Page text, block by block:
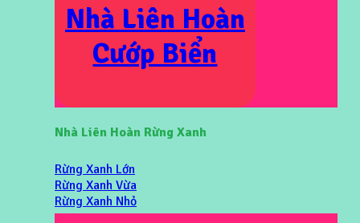
Nhà Liên Hoàn
Cướp Biển
Nhà Liên Hoàn Rừng Xanh
Rừng Xanh Lớn
Rừng Xanh Vừa
Rừng Xanh Nhỏ